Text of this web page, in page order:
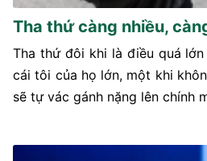
Tha thứ càng nhiều,
Tha thứ đôi khi là điều quá
cái tôi của họ lớn, một khi
sẽ tự vác gánh nặng lên chính